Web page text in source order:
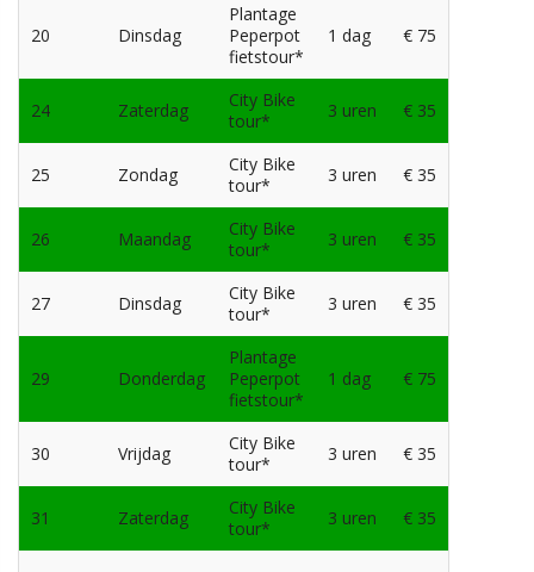
20 Dinsdag
Plantage
Peperpot
fietstour*
1 dag € 75
24 Zaterdag
City Bike
tour*
3 uren € 35
25 Zondag
City Bike
tour*
3 uren € 35
26 Maandag
City Bike
tour*
3 uren € 35
27 Dinsdag
City Bike
tour*
3 uren € 35
29 Donderdag
Plantage
Peperpot
fietstour*
1 dag € 75
30 Vrijdag
City Bike
tour*
3 uren € 35
31 Zaterdag
City Bike
tour*
3 uren € 35